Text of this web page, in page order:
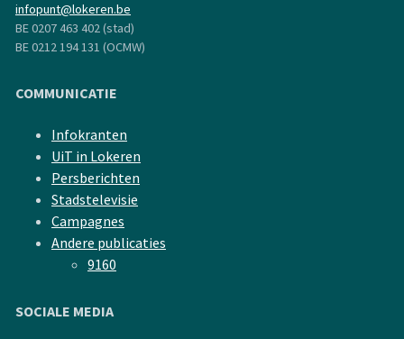
infopunt@lokeren.be
BE 0207 463 402 (stad)
BE 0212 194 131 (OCMW)
COMMUNICATIE
Infokranten
UiT in Lokeren
Persberichten
Stadstelevisie
Campagnes
Andere publicaties
9160
SOCIALE MEDIA